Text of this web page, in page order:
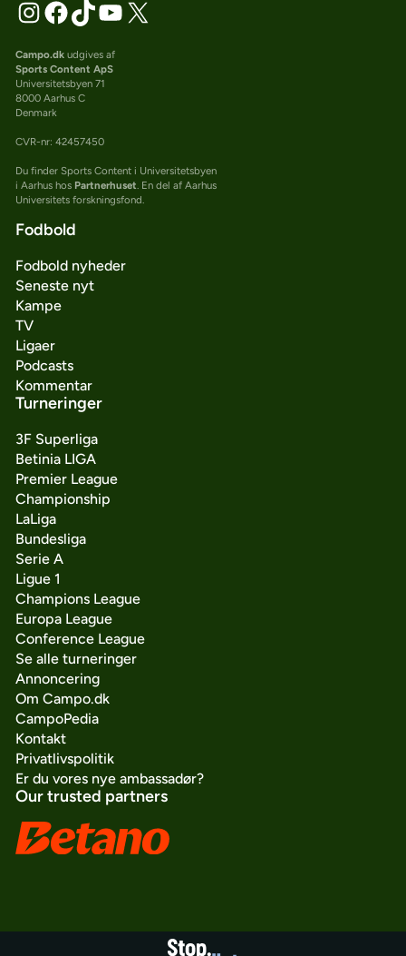
Campo.dkudgives af
Sports Content ApS
Universitetsbyen 71
8000 Aarhus C
Denmark
CVR-nr: 42457450
Du finder Sports Content i Universitetsbyen
i Aarhus hos Partnerhuset . En del af Aarhus
Universitets forskningsfond.
Fodbold
Fodbold nyheder
Seneste nyt
Kampe
TV
Ligaer
Podcasts
Kommentar
Turneringer
3F Superliga
Betinia LIGA
Premier League
Championship
LaLiga
Bundesliga
Serie A
Ligue 1
Champions League
Europa League
Conference League
Se alle turneringer
Annoncering
Om Campo.dk
CampoPedia
Kontakt
Privatlivspolitik
Er du vores nye ambassadør?
Our trusted partners